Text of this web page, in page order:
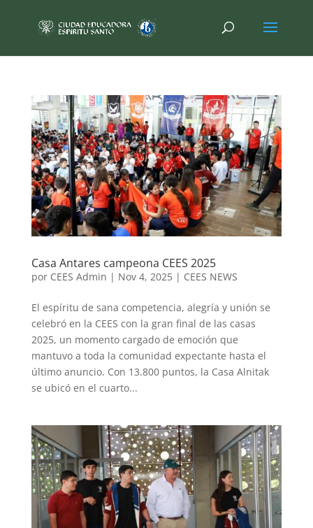
Casa Antares campeona CEES 2025
por CEES Admin | Nov 4, 2025| CEES NEWS
El espíritu de sana competencia, alegría y unión se
celebró en la CEES con la gran final de las casas
2025, un momento cargado de emoción que
mantuvo a toda la comunidad expectante hasta el
último anuncio. Con 13.800 puntos, la Casa Alnitak
se ubicó en el cuarto...